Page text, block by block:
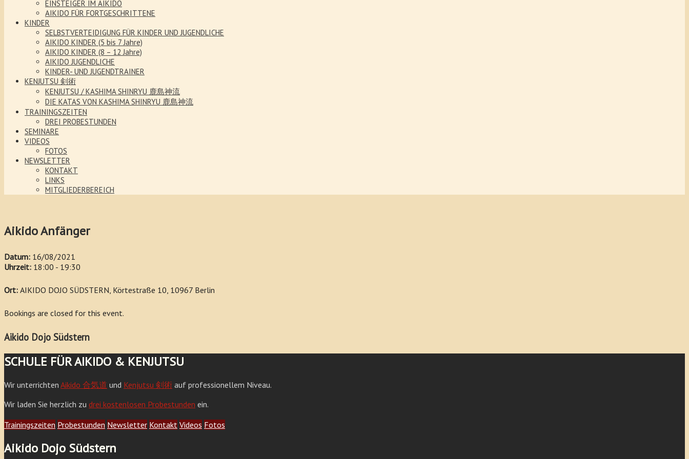
EINSTEIGER IM AIKIDO
AIKIDO FÜR FORTGESCHRITTENE
KINDER
SELBSTVERTEIDIGUNG FÜR KINDER UND JUGENDLICHE
AIKIDO KINDER (5 bis 7 Jahre)
AIKIDO KINDER (8 – 12 Jahre)
AIKIDO JUGENDLICHE
KINDER- UND JUGENDTRAINER
KENJUTSU 剣術
KENJUTSU / KASHIMA SHINRYU 鹿島神流
DIE KATAS VON KASHIMA SHINRYU 鹿島神流
TRAININGSZEITEN
DREI PROBESTUNDEN
SEMINARE
VIDEOS
FOTOS
NEWSLETTER
KONTAKT
LINKS
MITGLIEDERBEREICH
Aikido Anfänger
Datum: 16/08/2021
Uhrzeit: 18:00 - 19:30
Ort: AIKIDO DOJO SÜDSTERN, Körtestraße 10, 10967 Berlin
Bookings are closed for this event.
Aikido Dojo Südstern
SCHULE FÜR AIKIDO & KENJUTSU
Wir unterrichten Aikido 合気道 und Kenjutsu 剣術 auf professionellem Niveau.
Wir laden Sie herzlich zu drei kostenlosen Probestunden ein.
Trainingszeiten Probestunden Newsletter Kontakt Videos Fotos
Aikido Dojo Südstern